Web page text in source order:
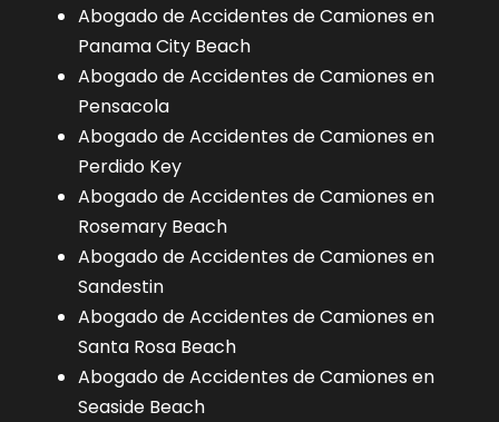
Abogado de Accidentes de Camiones en
Panama City Beach
Abogado de Accidentes de Camiones en
Pensacola
Abogado de Accidentes de Camiones en
Perdido Key
Abogado de Accidentes de Camiones en
Rosemary Beach
Abogado de Accidentes de Camiones en
Sandestin
Abogado de Accidentes de Camiones en
Santa Rosa Beach
Abogado de Accidentes de Camiones en
Seaside Beach